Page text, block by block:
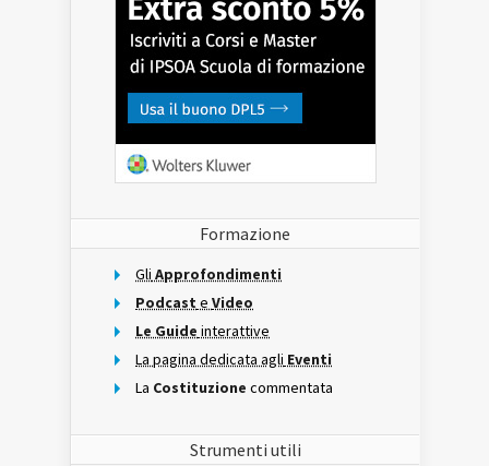
Formazione
Gli Approfondimenti
Podcast e Video
Le Guide interattive
La pagina dedicata agli Eventi
La Costituzione commentata
Strumenti utili